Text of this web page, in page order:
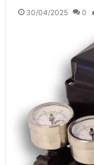
30/04/2025 0